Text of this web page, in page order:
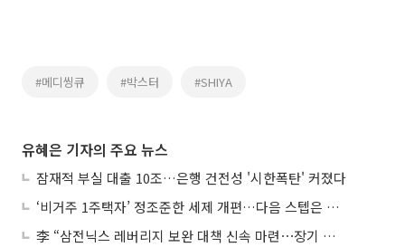
#메디씽큐 #박스터 #SHIYA
유혜은 기자의 주요 뉴스
잠재적 부실 대출 10조…은행 건전성 '시한폭탄' 커졌다
‘비거주 1주택자’ 정조준한 세제 개편…다음 스텝은 금융 대책
李 “삼전닉스 레버리지 보완 대책 신속 마련⋯장기 채무 과감히 탕감”